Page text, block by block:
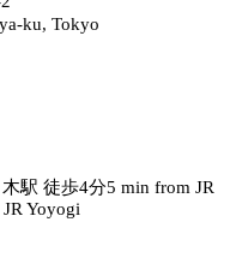
ku, Tokyo
駅 徒歩4分5 min from JR
Yoyogi